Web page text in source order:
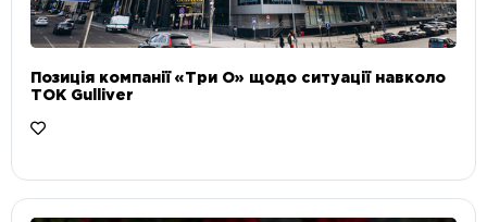
Позиція компанії «Три О» щодо ситуації навколо
ТОК Gulliver